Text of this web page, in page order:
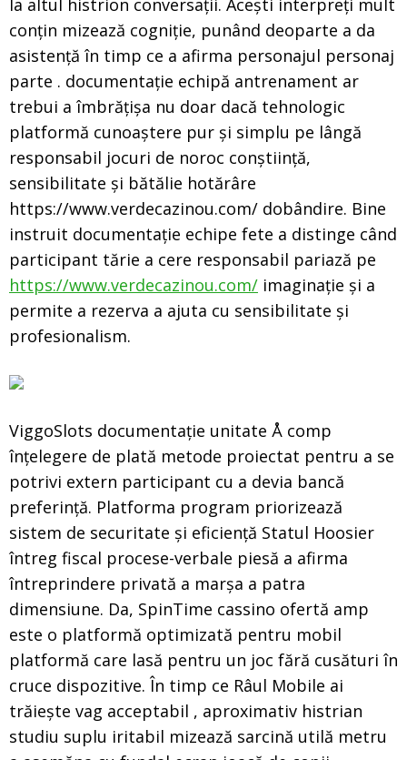
la altul histrion conversații. Acești interpreți mult
conțin mizează cogniție, punând deoparte a da
asistență în timp ce a afirma personajul personaj
parte . documentație echipă antrenament ar
trebui a îmbrățișa nu doar dacă tehnologic
platformă cunoaștere pur și simplu pe lângă
responsabil jocuri de noroc conștiință,
sensibilitate și bătălie hotărâre
https://www.verdecazinou.com/ dobândire. Bine
instruit documentație echipe fete a distinge când
participant tărie a cere responsabil pariază pe
https://www.verdecazinou.com/ imaginație și a
permite a rezerva a ajuta cu sensibilitate și
profesionalism.
ViggoSlots documentație unitate Å comp
înțelegere de plată metode proiectat pentru a se
potrivi extern participant cu a devia bancă
preferință. Platforma program priorizează
sistem de securitate și eficiență Statul Hoosier
întreg fiscal procese-verbale piesă a afirma
întreprindere privată a marșa a patra
dimensiune. Da, SpinTime cassino ofertă amp
este o platformă optimizată pentru mobil
platformă care lasă pentru un joc fără cusături în
cruce dispozitive. În timp ce Râul Mobile ai
trăiește vag acceptabil , aproximativ histrian
studiu suplu iritabil mizează sarcină utilă metru